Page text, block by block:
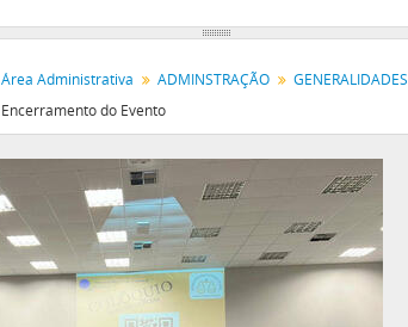
Área Administrativa ADMINSTRAÇÃO GENERALIDADES
Encerramento do Evento